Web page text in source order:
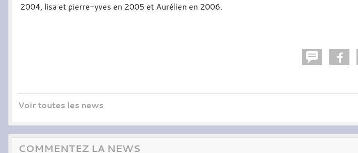
2004, lisa et pierre-yves en 2005 et Aurélien en 2006.
Voir toutes les news
COMMENTEZ LA NEWS